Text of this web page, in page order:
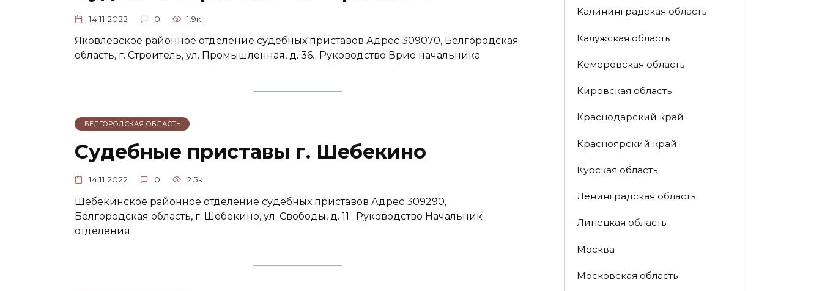
14.11.2022 0 1.9к.
Яковлевское районное отделение судебных приставов Адрес 309070, Белгородская
область, г. Строитель, ул. Промышленная, д. 36. Руководство Врио начальника
БЕЛГОРОДСКАЯ ОБЛАСТЬ
Судебные приставы г. Шебекино
14.11.2022 0 2.5к.
Шебекинское районное отделение судебных приставов Адрес 309290,
Белгородская область, г. Шебекино, ул. Свободы, д. 11. Руководство Начальник
отделения
Калининградская область
Калужская область
Кемеровская область
Кировская область
Краснодарский край
Красноярский край
Курская область
Ленинградская область
Липецкая область
Москва
Московская область